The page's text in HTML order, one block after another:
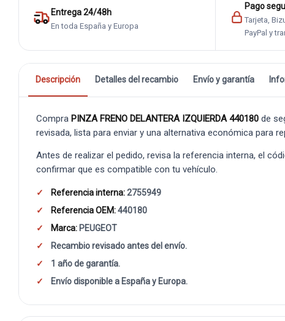
Entrega 24/48h
En toda España y Europa
Pago
Tarjeta,
PayPal y
Descripción Detalles del recambio Envío y garantía
Compra PINZA FRENO DELANTERA IZQUIERDA 440180 de
revisada, lista para enviar y una alternativa económica para
Antes de realizar el pedido, revisa la referencia interna, el
confirmar que es compatible con tu vehículo.
Referencia interna:2755949
Referencia OEM:440180
Marca: PEUGEOT
Recambio revisado antes del envío.
1 año de garantía.
Envío disponible a España y Europa.